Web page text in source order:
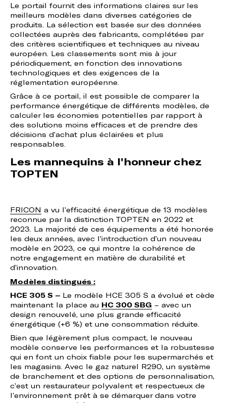
Le portail fournit des informations claires sur les
meilleurs modèles dans diverses catégories de
produits. La sélection est basée sur des données
collectées auprès des fabricants, complétées par
des critères scientifiques et techniques au niveau
européen. Les classements sont mis à jour
périodiquement, en fonction des innovations
technologiques et des exigences de la
réglementation européenne.
Grâce à ce portail, il est possible de comparer la
performance énergétique de différents modèles, de
calculer les économies potentielles par rapport à
des solutions moins efficaces et de prendre des
décisions d’achat plus éclairées et plus
responsables.
Les mannequins à l'honneur chez
TOPTEN
FRICON a vu l’efficacité énergétique de 13 modèles
reconnue par la distinction TOPTEN en 2022 et
2023. La majorité de ces équipements a été honorée
les deux années, avec l’introduction d’un nouveau
modèle en 2023, ce qui montre la cohérence de
notre engagement en matière de durabilité et
d’innovation.
Modèles distingués :
HCE 305 S – Le modèle HCE 305 S a évolué et cède
maintenant la place au HC 300 SBG – avec un
design renouvelé, une plus grande efficacité
énergétique (+6 %) et une consommation réduite.
Bien que légèrement plus compact, le nouveau
modèle conserve les performances et la robustesse
qui en font un choix fiable pour les supermarchés et
les magasins. Avec le gaz naturel R290, un système
de branchement et des options de personnalisation,
c’est un restaurateur polyvalent et respectueux de
l’environnement prêt à se démarquer dans votre